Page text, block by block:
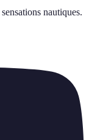
sensations nautiques.